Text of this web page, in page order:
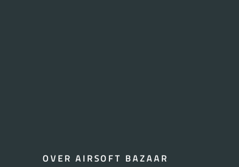
OVER AIRSOFT BAZAAR